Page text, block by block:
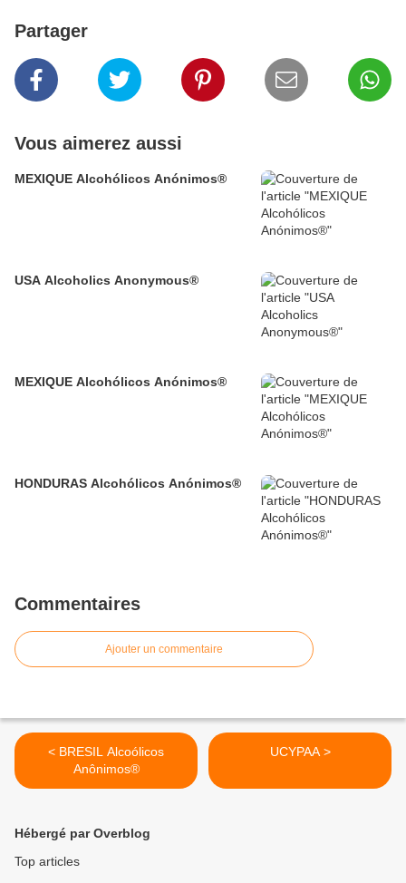
Partager
Vous aimerez aussi
MEXIQUE Alcohólicos Anónimos®
USA Alcoholics Anonymous®
MEXIQUE Alcohólicos Anónimos®
HONDURAS Alcohólicos Anónimos®
Commentaires
Ajouter un commentaire
< BRESIL Alcoólicos
Anônimos®
UCYPAA >
Hébergé par Overblog
Top articles